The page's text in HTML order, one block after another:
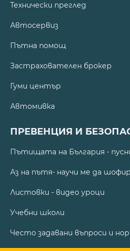
Технически преглед
Автосервиз
Пътна помощ
Застрахователен брокер
Гуми център
Автомивка
ПРЕВЕНЦИЯ И
Пътищата на България -
Аз на пътя- научи ме да
Листовки - видео уроци
Учебни школи
Често задавани въпроси и